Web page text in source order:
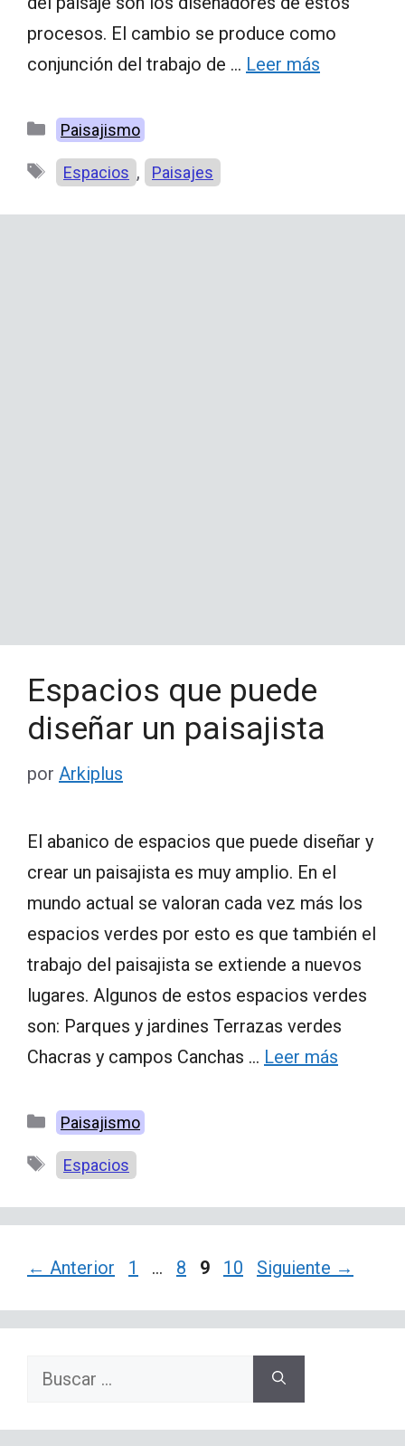
procesos. El cambio se produce como
conjunción del trabajo de … Leer más
Categorías
Paisajismo
Etiquetas
Espacios , Paisajes
Espacios que puede
diseñar un paisajista
por Arkiplus
El abanico de espacios que puede diseñar y
crear un paisajista es muy amplio. En el
mundo actual se valoran cada vez más los
espacios verdes por esto es que también el
trabajo del paisajista se extiende a nuevos
lugares. Algunos de estos espacios verdes
son: Parques y jardines Terrazas verdes
Chacras y campos Canchas … Leer más
Categorías
Paisajismo
Etiquetas
Espacios
← Anterior Página
1 … Página
8 Página
9 Página
10 Siguiente →
Buscar: